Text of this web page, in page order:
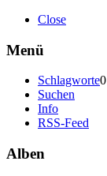
Close
Menü
Schlagworte0
Suchen
Info
RSS-Feed
Alben